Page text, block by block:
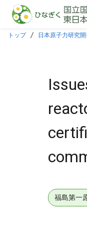
本文に飛ぶ
トップ 日本原子力研究
福島第一